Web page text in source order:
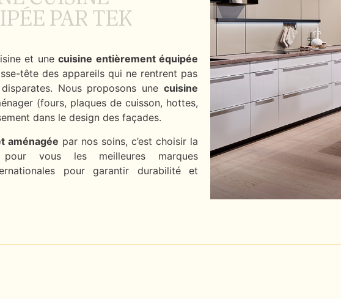
PAR TEK
et unecuisine entièrement équipée
tête des appareils qui ne rentrent pas
Nous proposons une cuisine
(fours, plaques de cuisson, hottes,
dans le design des façades.
aménagée par nos soins, c’est choisir la
pour vous les meilleures marques
pour garantir durabilité et